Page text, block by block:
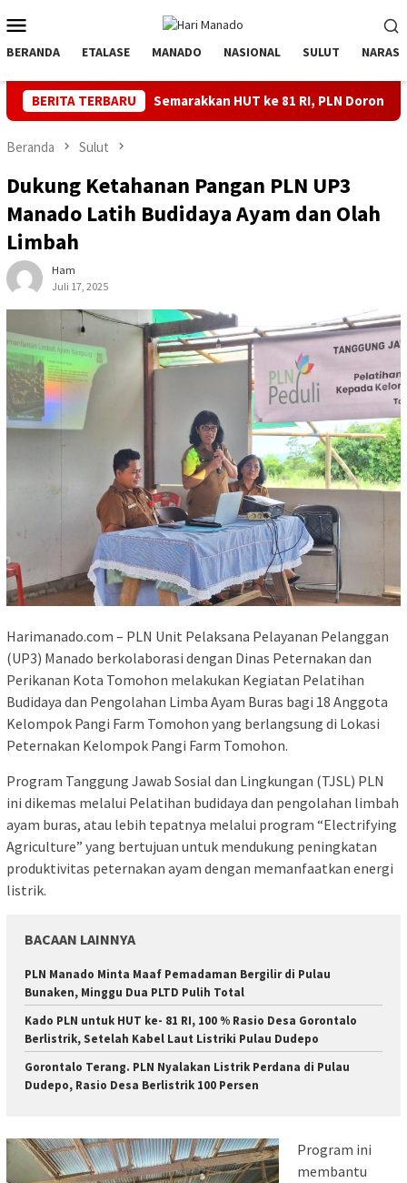
ke
kontenMobile
BERANDA ETALASE MANADO NASIONAL SULUT NARASI
BERITA TERBARU
Semarakkan HUT ke 81 RI, PLN Dorong Digitalisasi Pendidikan
Beranda Sulut
Dukung Ketahanan Pangan PLN UP3
Manado Latih Budidaya Ayam dan Olah
Limbah
Ham
Juli 17, 2025
Harimanado.com – PLN Unit Pelaksana Pelayanan Pelanggan
(UP3) Manado berkolaborasi dengan Dinas Peternakan dan
Perikanan Kota Tomohon melakukan Kegiatan Pelatihan
Budidaya dan Pengolahan Limba Ayam Buras bagi 18 Anggota
Kelompok Pangi Farm Tomohon yang berlangsung di Lokasi
Peternakan Kelompok Pangi Farm Tomohon.
Program Tanggung Jawab Sosial dan Lingkungan (TJSL) PLN
ini dikemas melalui Pelatihan budidaya dan pengolahan limbah
ayam buras, atau lebih tepatnya melalui program “Electrifying
Agriculture” yang bertujuan untuk mendukung peningkatan
produktivitas peternakan ayam dengan memanfaatkan energi
listrik.
BACAAN LAINNYA
PLN Manado Minta Maaf Pemadaman Bergilir di Pulau
Bunaken, Minggu Dua PLTD Pulih Total
Kado PLN untuk HUT ke- 81 RI, 100 % Rasio Desa Gorontalo
Berlistrik, Setelah Kabel Laut Listriki Pulau Dudepo
Gorontalo Terang. PLN Nyalakan Listrik Perdana di Pulau
Dudepo, Rasio Desa Berlistrik 100 Persen
Program ini
membantu